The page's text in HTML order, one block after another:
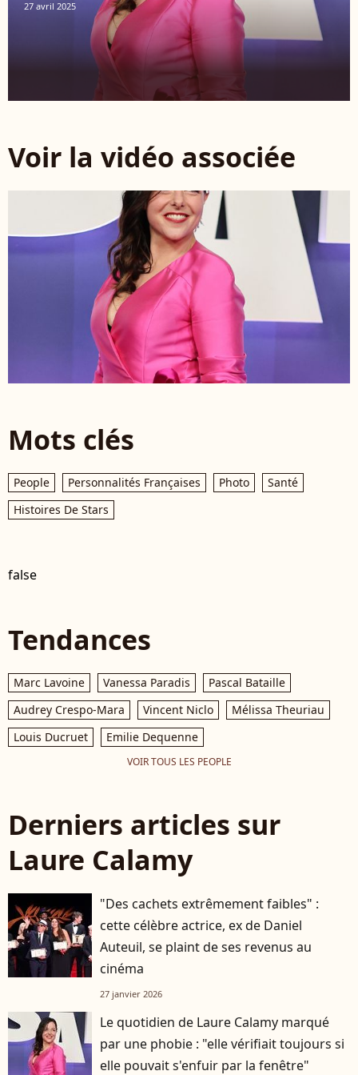
27 avril 2025
Voir la vidéo associée
Mots clés
People Personnalités Françaises Photo
Santé
Histoires De Stars
false
Tendances
Marc Lavoine Vanessa Paradis
Pascal Bataille
Audrey Crespo-Mara
Vincent Niclo
Mélissa Theuriau
Louis Ducruet
Emilie Dequenne
VOIR TOUS LES PEOPLE
Derniers articles sur
Laure Calamy
"Des cachets extrêmement faibles" :
cette célèbre actrice, ex de Daniel
Auteuil, se plaint de ses revenus au
cinéma
27 janvier 2026
Le quotidien de Laure Calamy marqué
par une phobie : "elle vérifiait toujours si
elle pouvait s'enfuir par la fenêtre"